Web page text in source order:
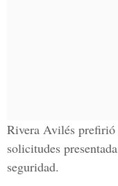
Rivera Avilés prefirió
solicitudes
seguridad.